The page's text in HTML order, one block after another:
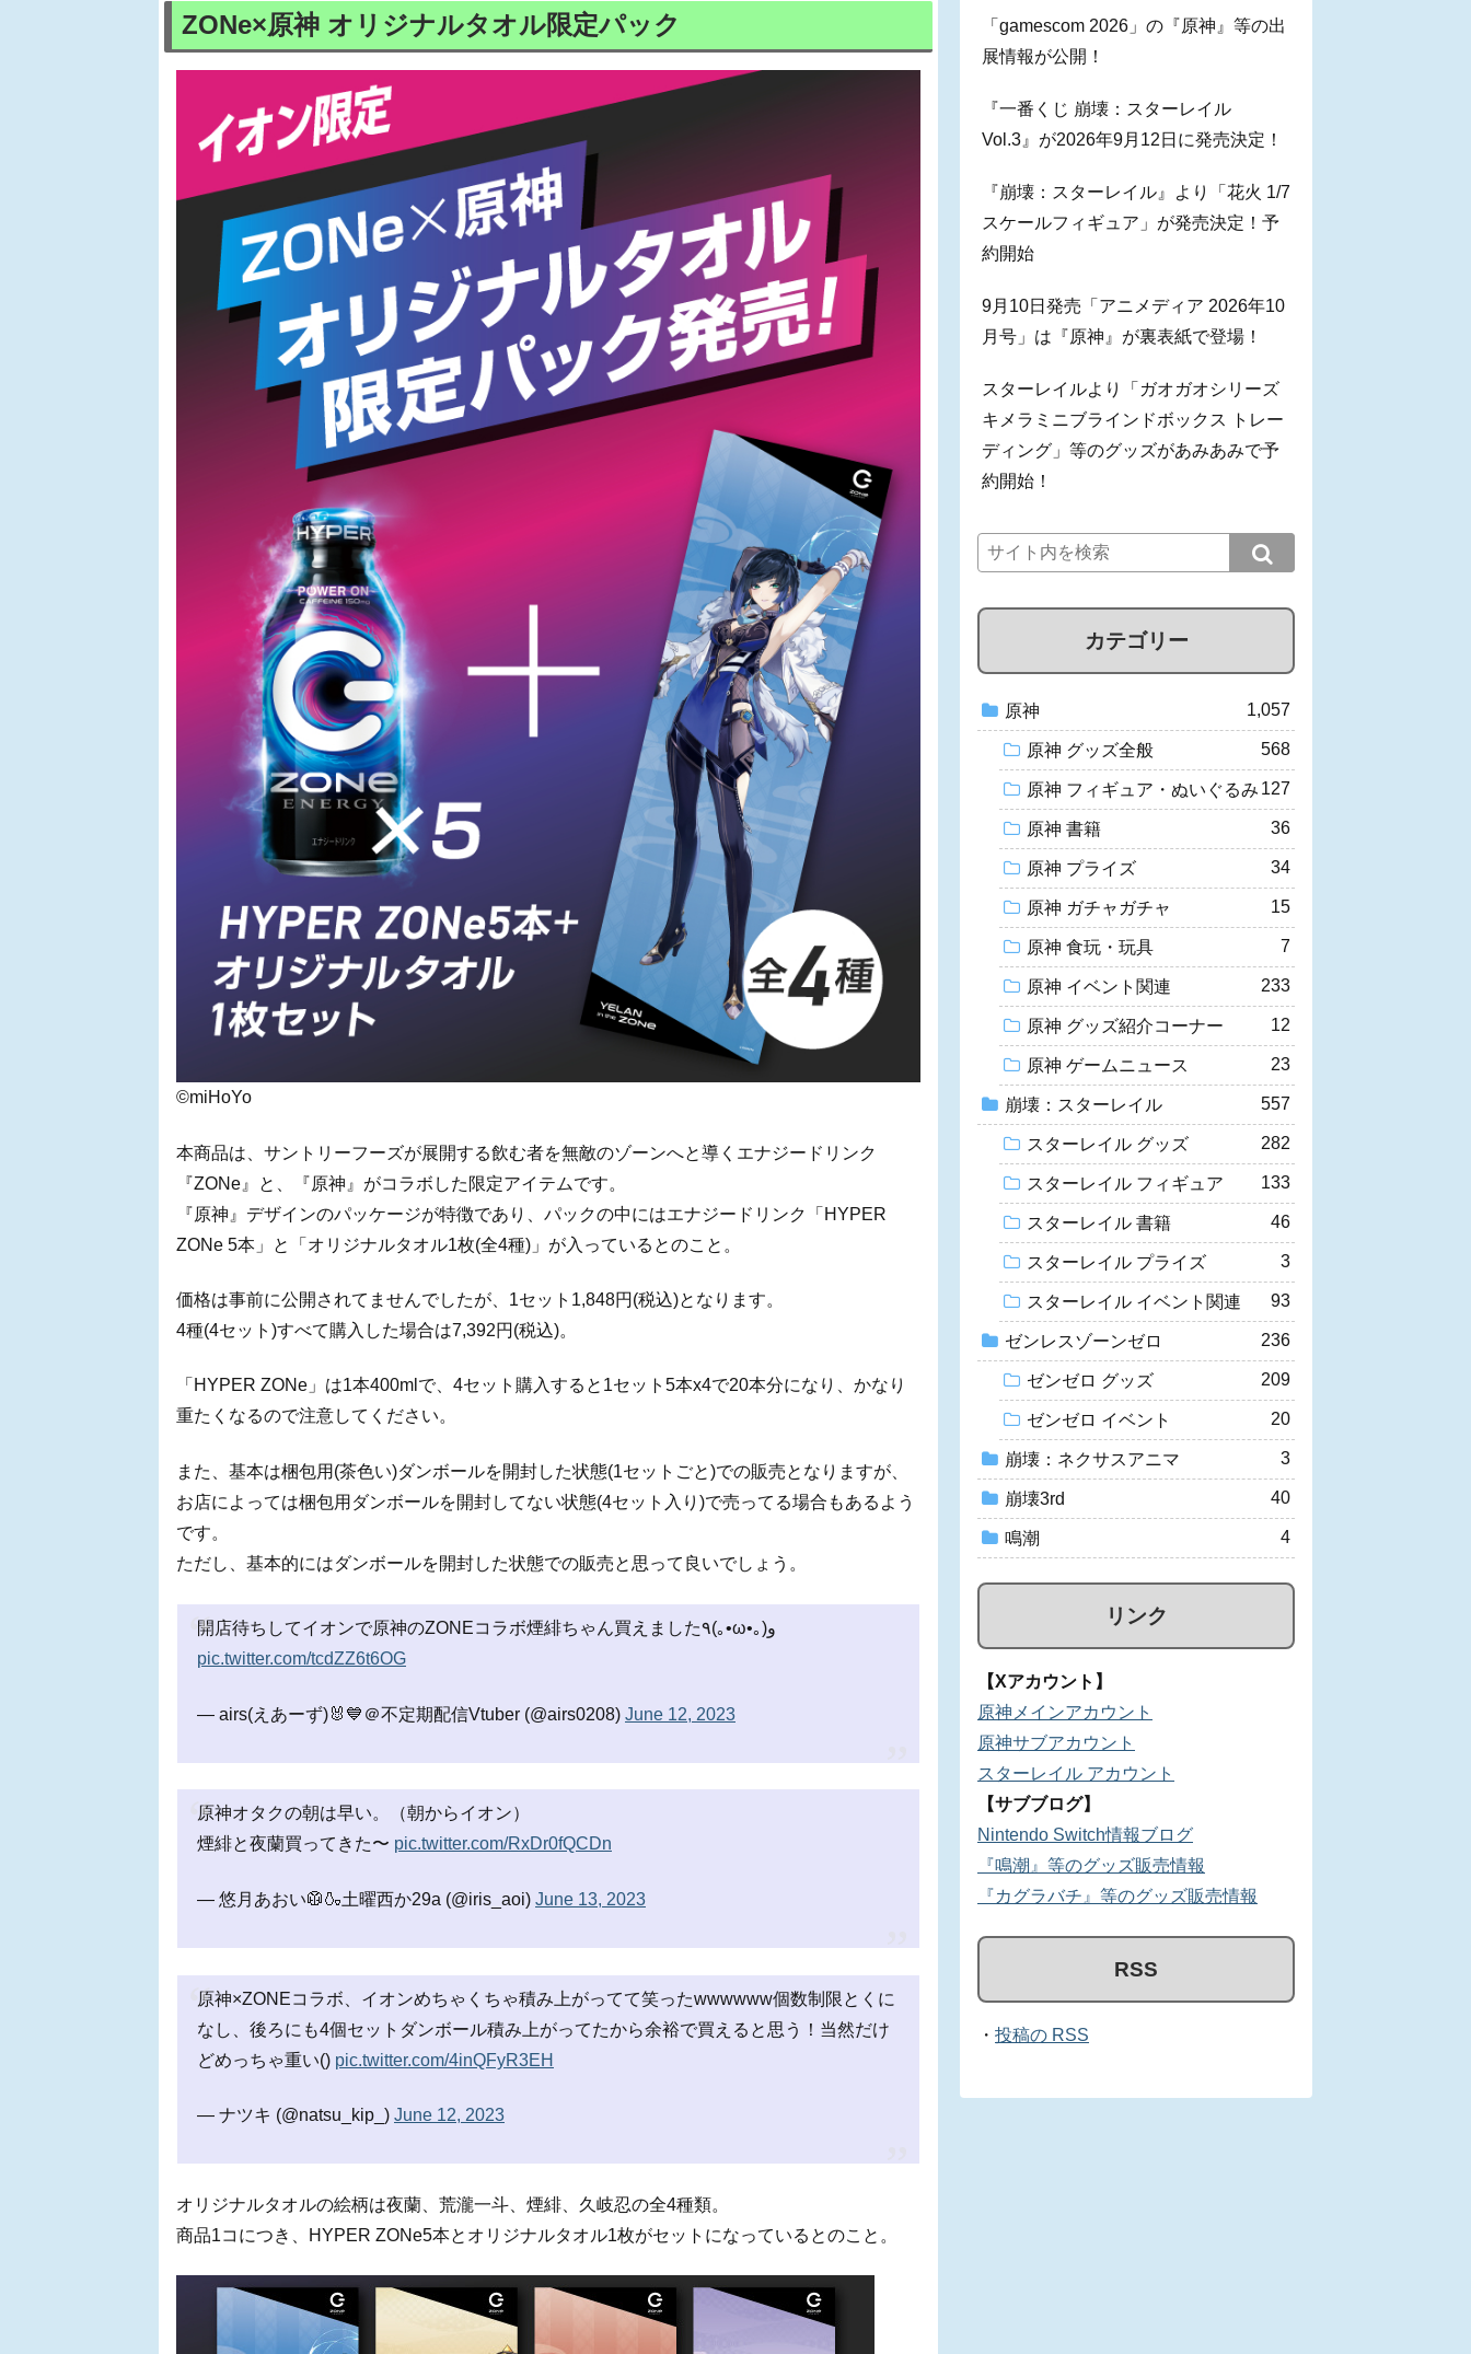
ZONe×原神 オリジナルタオル限定パック
©miHoYo
本商品は、サントリーフーズが展開する飲む者を無敵のゾーンへと導くエナジードリンク
『ZONe』と、『原神』がコラボした限定アイテムです。
『原神』デザインのパッケージが特徴であり、パックの中にはエナジードリンク「HYPER
ZONe 5本」と「オリジナルタオル1枚(全4種)」が入っているとのこと。
価格は事前に公開されてませんでしたが、1セット1,848円(税込)となります。
4種(4セット)すべて購入した場合は7,392円(税込)。
「HYPER ZONe」は1本400mlで、4セット購入すると1セット5本x4で20本分になり、かなり
重たくなるので注意してください。
また、基本は梱包用(茶色い)ダンボールを開封した状態(1セットごと)での販売となりますが、
お店によっては梱包用ダンボールを開封してない状態(4セット入り)で売ってる場合もあるよう
です。
ただし、基本的にはダンボールを開封した状態での販売と思って良いでしょう。
開店待ちしてイオンで原神のZONEコラボ煙緋ちゃん買えました٩(｡•ω•｡)و
pic.twitter.com/tcdZZ6t6OG
— airs(えあーず)🐰💙＠不定期配信Vtuber (@airs0208) June 12, 2023
原神オタクの朝は早い。（朝からイオン）
煙緋と夜蘭買ってきた〜 pic.twitter.com/RxDr0fQCDn
— 悠月あおい🥼🍶土曜西か29a (@iris_aoi) June 13, 2023
原神×ZONEコラボ、イオンめちゃくちゃ積み上がってて笑ったwwwwww個数制限とくに
なし、後ろにも4個セットダンボール積み上がってたから余裕で買えると思う！当然だけ
どめっちゃ重い() pic.twitter.com/4inQFyR3EH
— ナツキ (@natsu_kip_) June 12, 2023
オリジナルタオルの絵柄は夜蘭、荒瀧一斗、煙緋、久岐忍の全4種類。
商品1コにつき、HYPER ZONe5本とオリジナルタオル1枚がセットになっているとのこと。
「gamescom 2026」の『原神』等の出
展情報が公開！
『一番くじ 崩壊：スターレイル
Vol.3』が2026年9月12日に発売決定！
『崩壊：スターレイル』より「花火 1/7
スケールフィギュア」が発売決定！予
約開始
9月10日発売「アニメディア 2026年10
月号」は『原神』が裏表紙で登場！
スターレイルより「ガオガオシリーズ
キメラミニブラインドボックス トレー
ディング」等のグッズがあみあみで予
約開始！
カテゴリー
原神 1,057
原神 グッズ全般 568
原神 フィギュア・ぬいぐるみ 127
原神 書籍 36
原神 プライズ 34
原神 ガチャガチャ 15
原神 食玩・玩具 7
原神 イベント関連 233
原神 グッズ紹介コーナー 12
原神 ゲームニュース 23
崩壊：スターレイル 557
スターレイル グッズ 282
スターレイル フィギュア 133
スターレイル 書籍 46
スターレイル プライズ 3
スターレイル イベント関連 93
ゼンレスゾーンゼロ 236
ゼンゼロ グッズ 209
ゼンゼロ イベント 20
崩壊：ネクサスアニマ 3
崩壊3rd 40
鳴潮 4
リンク
【Xアカウント】
原神メインアカウント
原神サブアカウント
スターレイル アカウント
【サブブログ】
Nintendo Switch情報ブログ
『鳴潮』等のグッズ販売情報
『カグラバチ』等のグッズ販売情報
RSS
・ 投稿の RSS